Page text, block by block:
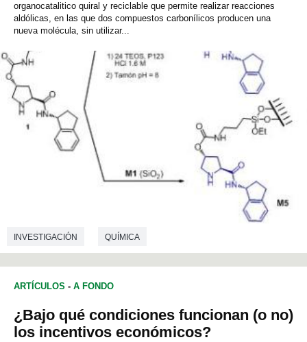
organocatalitico quiral y reciclable que permite realizar reacciones
aldólicas, en las que dos compuestos carbonílicos producen una
nueva molécula, sin utilizar...
INVESTIGACIÓN QUÍMICA
ARTÍCULOS - A FONDO
¿Bajo qué condiciones funcionan (o no)
los incentivos económicos?